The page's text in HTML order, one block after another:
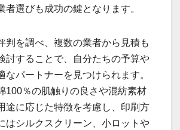
者選びも成功の鍵となります。
判を調べ、複数の業者から見積も
討することで、自分たちの予算や
なパートナーを見つけられます。
100％の肌触りの良さや混紡素材
途に応じた特徴を考慮し、印刷方
はシルクスクリーン、小ロットや